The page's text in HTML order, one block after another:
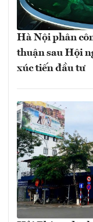
Hà Nội phân
thuận sau Hội
xúc tiến đầu tư